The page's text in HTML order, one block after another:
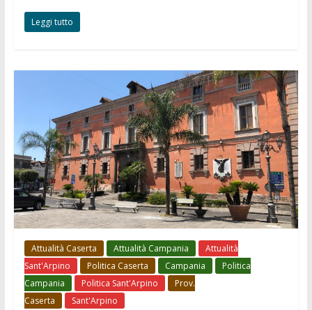
Leggi tutto
Attualità Caserta Attualità Campania
Attualità
Sant'Arpino
Politica Caserta Campania
Politica
Campania
Politica Sant'Arpino
Prov.
Caserta
Sant'Arpino